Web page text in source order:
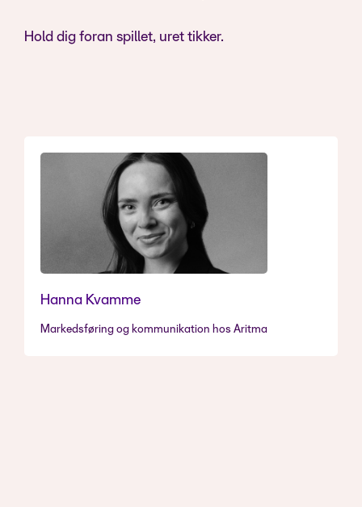
Hold dig foran spillet, uret tikker.
Hanna Kvamme
Markedsføring og kommunikation hos Aritma